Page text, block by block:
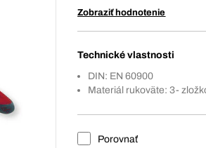
Zobraziť hodnotenie
Technické vlastnosti
DIN: EN 60900
Materiál rukoväte: 3-
Porovnať